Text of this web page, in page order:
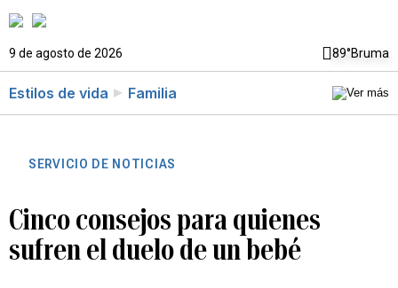
9 de agosto de 2026 89°Bruma
Estilos de vida Familia
SERVICIO DE NOTICIAS
Cinco consejos para quienes
sufren el duelo de un bebé